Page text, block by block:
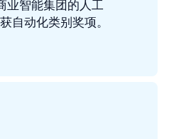
业智能集团的人工
自动化类别奖项。